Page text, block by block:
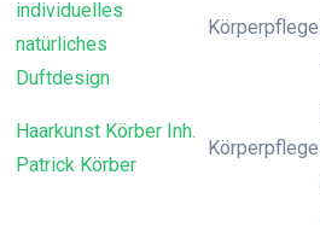
individuelles
natürliches
Duftdesign
Körperpflege
Haarkunst Körber Inh.
Patrick Körber
Körperpflege